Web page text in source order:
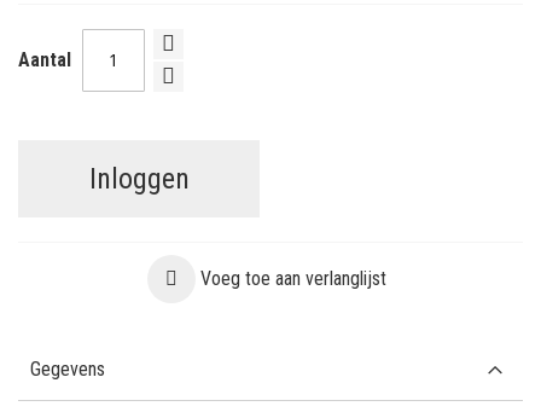
Aantal
Inloggen
Voeg toe aan verlanglijst
Gegevens